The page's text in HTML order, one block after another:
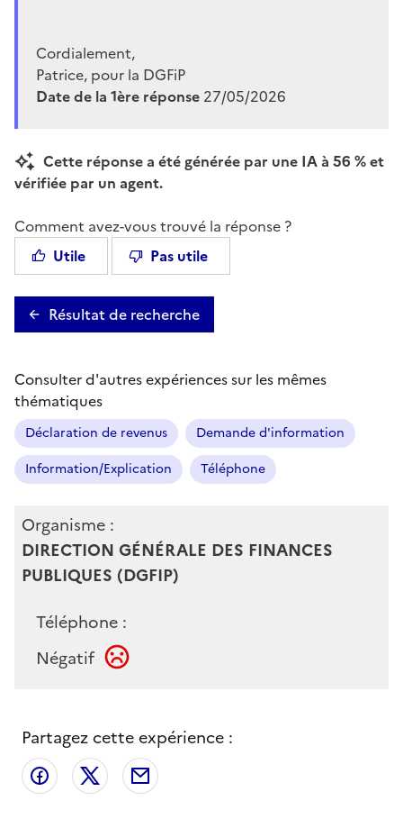
Cordialement,
Patrice, pour la DGFiP
Date de la 1ère réponse 27/05/2026
Cette réponse a été générée par une IA à 56 % et
vérifiée par un agent.
Comment avez-vous trouvé la réponse ?
Utile
Pas utile
Résultat de recherche
Consulter d'autres expériences sur les mêmes
thématiques
Déclaration de revenus
Demande d'information
Information/Explication
Téléphone
Organisme :
DIRECTION GÉNÉRALE DES FINANCES
PUBLIQUES (DGFIP)
Téléphone :
Négatif
Partagez cette expérience :
Partager sur Facebook
Partager sur X